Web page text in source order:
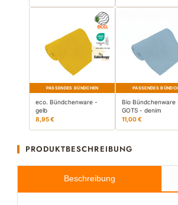
PASSENDES BÜNDCHEN
eco. Bündchenware -
gelb
8,95 €
PASSENDES
Bio Bündchenware
GOTS - denim
11,00 €
PRODUKTBESCHREIBUNG
Beschreibung